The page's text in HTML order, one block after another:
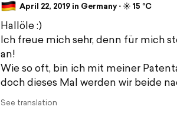
April 22, 2019 in Germany ⋅ ☀️ 15 °C
Hallöle :)
Ich freue mich sehr, denn für mich
an!
Wie so oft, bin ich mit meiner
doch dieses Mal werden wir beide
See translation